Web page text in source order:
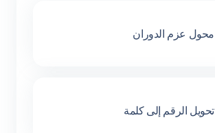
محول عزم الدوران
تحويل الرقم إلى كلمة